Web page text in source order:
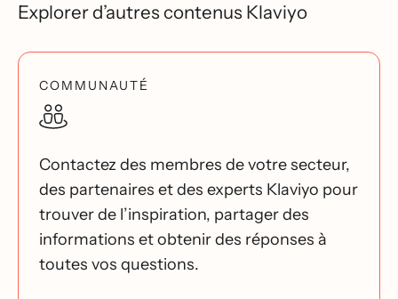
Explorer d’autres contenus Klaviyo
COMMUNAUTÉ
Contactez des membres de votre secteur,
des partenaires et des experts Klaviyo pour
trouver de l’inspiration, partager des
informations et obtenir des réponses à
toutes vos questions.